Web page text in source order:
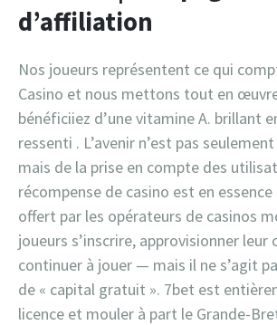
d’affiliation
Nos joueurs représentent ce qui
Casino et nous mettons tout en
bénéficiiez d’une vitamine A. brillant
ressenti . L’avenir n’est pas
mais de la prise en compte des
récompense de casino est en
offert par les opérateurs de casinos
joueurs s’inscrire, approvisionner leur
continuer à jouer — mais il ne s’agit
de « capital gratuit ». 7bet est
licence et mouler à part le Grande-